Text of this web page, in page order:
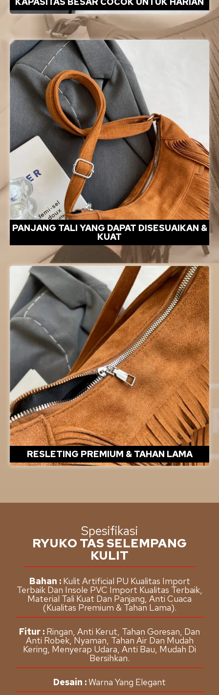
PANJANG TALI YANG DAPAT DISESUAIKAN &
KUAT
RESLETING PREMIUM & TAHAN LAMA
Spesifikasi
RYUKO TAS SELEMPANG
KULIT
Bahan : Kulit Artificial PU Kualitas Import
Terbaik Dan Insole PVC Import Kualitas Terbaik,
Material Tali Kuat Dan Panjang, Anti Cuaca
(Kualitas Premium & Tahan Lama).
Fitur : Ringan, Anti Kerut, Tahan Goresan, Dan
Anti Robek, Nyaman, Tahan Air Dan Mudah
Kering, Menyerap Udara, Anti Bau, Mudah Di
Bersihkan.
Desain :Warna Yang Elegant